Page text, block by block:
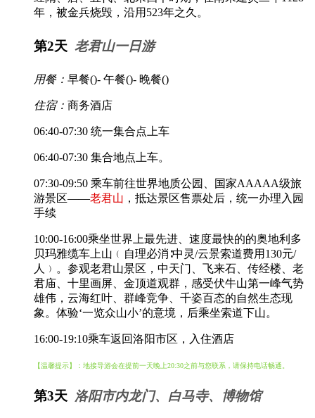
年，被金兵烧毁，沿用523年之久。
第2天 老君山一日游
用餐： 早餐()- 午餐()- 晚餐()
住宿： 商务酒店
06:40-07:30 统一集合点上车
06:40-07:30 集合地点上车。
07:30-09:50 乘车前往世界地质公园、国家AAAAA级旅
游景区——老君山 ，抵达景区售票处后，统一办理入园
手续
10:00-16:00乘坐世界上最先进、速度最快的的奥地利多
贝玛雅缆车上山﹙自理必消∶中灵/云景索道费用130元/
人﹚。参观老君山景区，中天门、飞来石、传经楼、老
君庙、十里画屏、金顶道观群，感受伏牛山第一峰气势
雄伟，云海红叶、群峰竞争、千姿百态的自然生态现
象。体验‘一览众山小’的意境，后乘坐索道下山。
16:00-19:10乘车返回洛阳市区，入住酒店
【温馨提示】：地接导游会在提前一天晚上20:30之前与您联系，请保持电话畅通。
第3天 洛阳市内龙门、白马寺、博物馆